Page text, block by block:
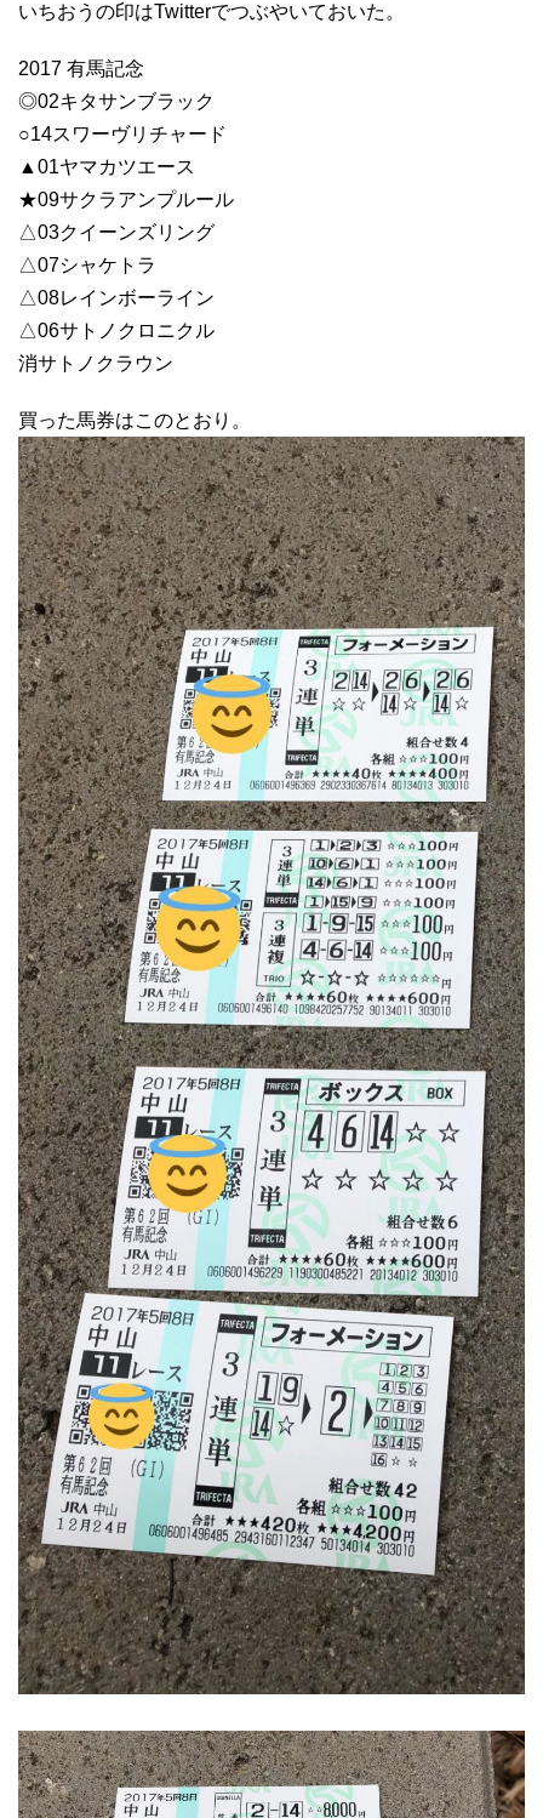
いちおうの印はTwitterでつぶやいておいた。
2017 有馬記念
◎02キタサンブラック
○14スワーヴリチャード
▲01ヤマカツエース
★09サクラアンプルール
△03クイーンズリング
△07シャケトラ
△08レインボーライン
△06サトノクロニクル
消サトノクラウン
買った馬券はこのとおり。